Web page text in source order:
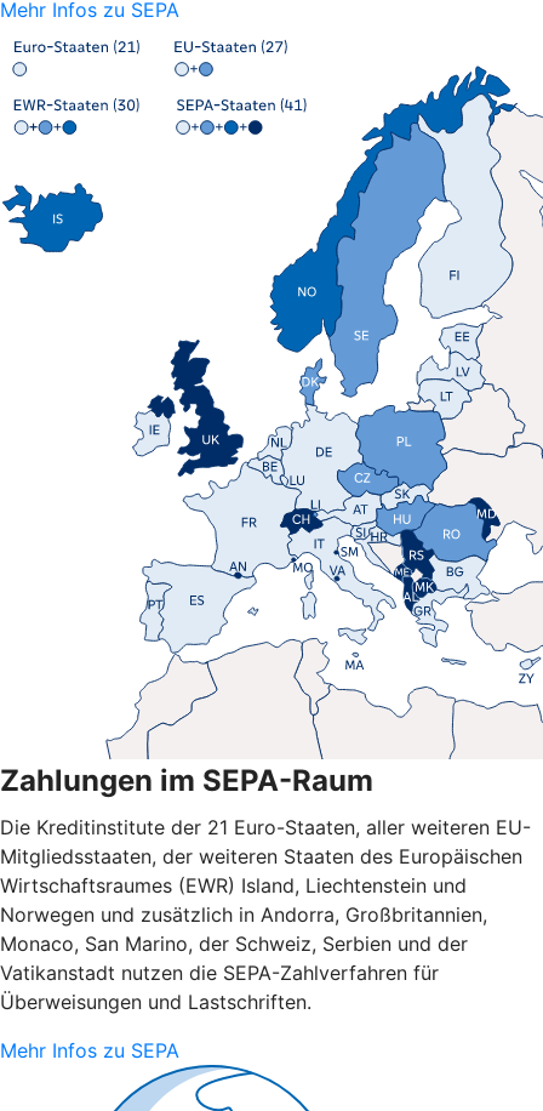
Mehr Infos zu SEPA
Zahlungen im SEPA-Raum
Die Kreditinstitute der 21 Euro-Staaten, aller weiteren EU-
Mitgliedsstaaten, der weiteren Staaten des Europäischen
Wirtschaftsraumes (EWR) Island, Liechtenstein und
Norwegen und zusätzlich in Andorra, Großbritannien,
Monaco, San Marino, der Schweiz, Serbien und der
Vatikanstadt nutzen die SEPA-Zahlverfahren für
Überweisungen und Lastschriften.
Mehr Infos zu SEPA